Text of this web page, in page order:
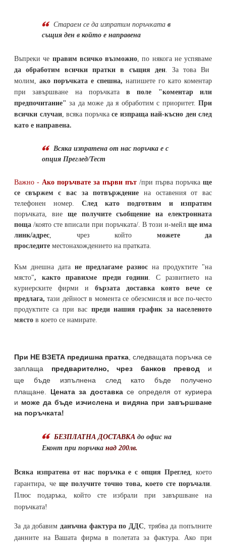
Стараем се да изпратим поръчката в
същия ден в който е направена
Въпреки че правим всичко възможно, по някога не успяваме
да обработим всички пратки в същия ден. За това Ви
молим, ако поръчката е спешна, напишете го като коментар
при завършване на поръчкатав поле "коментар или
предпочитание" за да може да я обработим с приоритет. При
всички случаи, всяка поръчка се изпраща най-късно ден след
като е направена.
Всяка изпратена от нас поръчка е с
опция Преглед/Тест
Важно - Ако поръчвате за първи път /при първа поръчка ще
се свържем с вас за потвърждение на оставения от вас
телефонен номер. След като подготвим и изпратим
поръчката, вие ще получите съобщение на електронната
поща /която сте вписали при поръчката/. В този и-мейл ще има
линк/адрес, чрез който можете да
проследите местонахождението на пратката.
Към днешна дата не предлагаме разнос на продуктите "на
място", както правихме преди години. С развитието на
куриерските фирми и бързата доставка която вече се
предлага, тази дейност в момента се обезсмисля и все по-често
продуктите са при вас преди нашия график за населеното
място в което се намирате.
При НЕ ВЗЕТА предишна пратка, следващата поръчка се
заплаща предварително, чрез банков превод и
ще бъде изпълнена след като бъде получено
плащане. Цената за доставкасе определя от куриера
и може да бъде изчислена и видяна при завършване
на поръчката!
БЕЗПЛАТНА ДОСТАВКА до офис на
Еконт при поръчка над 200лв.
Всяка изпратена от нас поръчка е с опция Преглед, което
гарантира, че ще получите точно това, което сте поръчали.
Плюс подаръка, който сте избрали при завършване на
поръчката!
За да добавим данъчна фактура по ДДС, трябва да попълните
данните на Вашата фирма в полетата за фактура. Ако при